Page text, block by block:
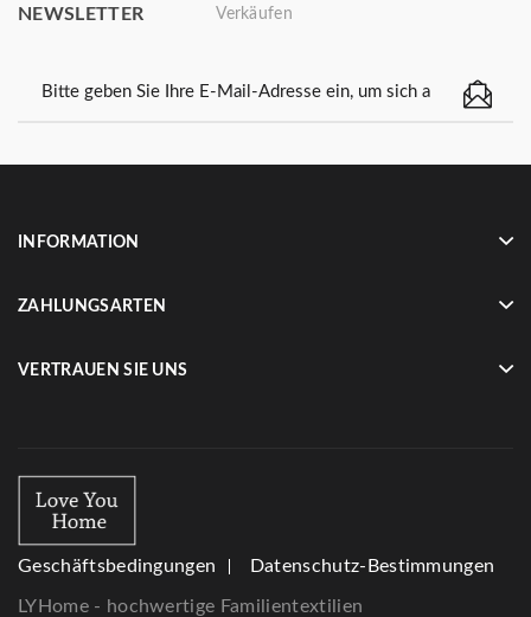
NEWSLETTER
Verkäufen
INFORMATION
ZAHLUNGSARTEN
VERTRAUEN SIE UNS
Geschäftsbedingungen Datenschutz-Bestimmungen
LYHome - hochwertige Familientextilien